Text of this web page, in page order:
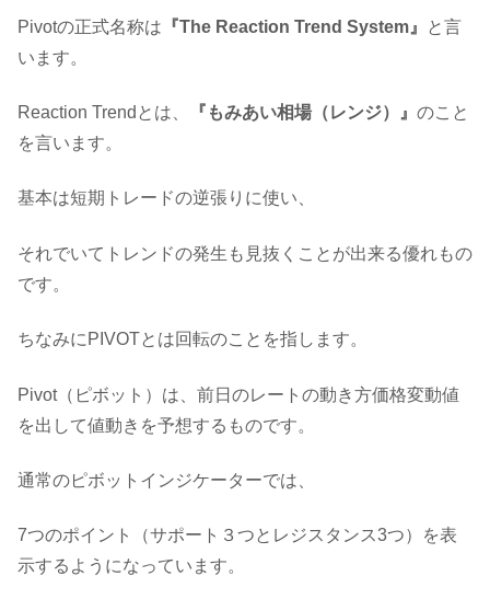
Pivotの正式名称は 『The Reaction Trend System』
と言
います。
Reaction Trendとは、 『もみあい相場（レンジ）』 のこと
を言います。
基本は短期トレードの逆張りに使い、
それでいてトレンドの発生も見抜くことが出来る優れもの
です。
ちなみにPIVOTとは回転のことを指します。
Pivot（ピボット）は、前日のレートの動き方価格変動値
を出して値動きを予想するものです。
通常のピボットインジケーターでは、
7つのポイント（サポート３つとレジスタンス3つ）を表
示するようになっています。